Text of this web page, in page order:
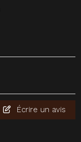
Écrire un avis